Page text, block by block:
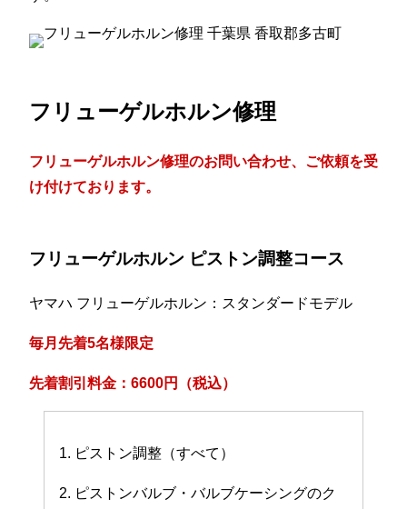
フリューゲルホルン修理
フリューゲルホルン修理のお問い合わせ、ご依頼を受
け付けております。
フリューゲルホルン ピストン調整コース
ヤマハ フリューゲルホルン：スタンダードモデル
毎月先着5名様限定
先着割引料金：6600円（税込）
1. ピストン調整（すべて）
2. ピストンバルブ・バルブケーシングのク